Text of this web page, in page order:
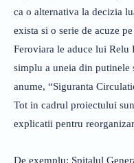
ca o alternativa la decizia
exista si o serie de acuze
Feroviara le aduce lui Relu
simplu a uneia din putinele
anume, “Siguranta
Tot in cadrul proiectului
explicatii pentru
De exemplu: Spitalul